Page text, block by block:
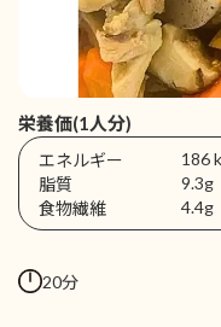
栄養価(1人分)
エネルギー 186
脂質
9.3g
食物繊維
4.4g
20分